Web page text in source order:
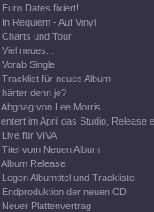
Euro Dates fixiert!
In Requiem - Auf Vinyl
Charts und Tour!
Viel neues...
Vorab Single
Tracklist für neues Album
härter denn je?
Abgnag von Lee Morris
entert im April das Studio, Release
Live für VIVA
Titel vom Neuen Album
Album Release
Legen Albumtitel und Trackliste
Endproduktion der neuen CD
Neuer Plattenvertrag